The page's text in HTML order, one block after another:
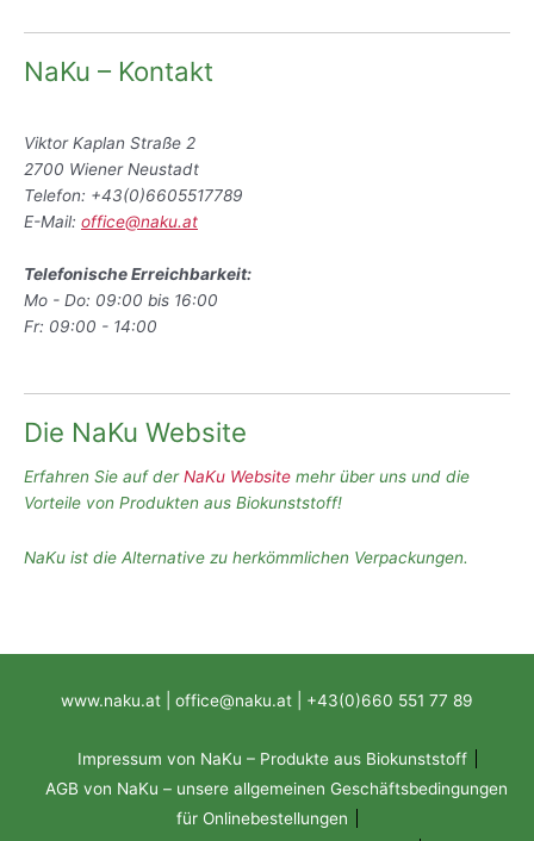
NaKu – Kontakt
Viktor Kaplan Straße 2
2700 Wiener Neustadt
Telefon: +43(0)6605517789
E-Mail: office@naku.at
Telefonische Erreichbarkeit:
Mo - Do: 09:00 bis 16:00
Fr: 09:00 - 14:00
Die NaKu Website
Erfahren Sie auf derNaKu Website mehr über uns und die
Vorteile von Produkten aus Biokunststoff!
NaKu ist die Alternative zu herkömmlichen Verpackungen.
www.naku.at | office@naku.at | +43(0)660 551 77 89
Impressum von NaKu – Produkte aus Biokunststoff
AGB von NaKu – unsere allgemeinen Geschäftsbedingungen
für Onlinebestellungen